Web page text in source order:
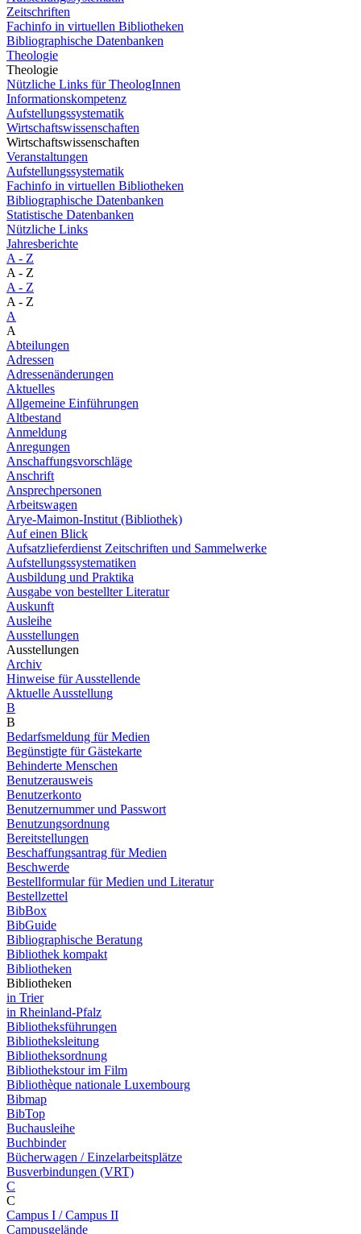
Zeitschriften
Fachinfo in virtuellen Bibliotheken
Bibliographische Datenbanken
Theologie
Theologie
Nützliche Links für TheologInnen
Informationskompetenz
Aufstellungssystematik
Wirtschaftswissenschaften
Wirtschaftswissenschaften
Veranstaltungen
Aufstellungssystematik
Fachinfo in virtuellen Bibliotheken
Bibliographische Datenbanken
Statistische Datenbanken
Nützliche Links
Jahresberichte
A - Z
A - Z
A - Z
A - Z
A
A
Abteilungen
Adressen
Adressenänderungen
Aktuelles
Allgemeine Einführungen
Altbestand
Anmeldung
Anregungen
Anschaffungsvorschläge
Anschrift
Ansprechpersonen
Arbeitswagen
Arye-Maimon-Institut (Bibliothek)
Auf einen Blick
Aufsatzlieferdienst Zeitschriften und Sammelwerke
Aufstellungssystematiken
Ausbildung und Praktika
Ausgabe von bestellter Literatur
Auskunft
Ausleihe
Ausstellungen
Ausstellungen
Archiv
Hinweise für Ausstellende
Aktuelle Ausstellung
B
B
Bedarfsmeldung für Medien
Begünstigte für Gästekarte
Behinderte Menschen
Benutzerausweis
Benutzerkonto
Benutzernummer und Passwort
Benutzungsordnung
Bereitstellungen
Beschaffungsantrag für Medien
Beschwerde
Bestellformular für Medien und Literatur
Bestellzettel
BibBox
BibGuide
Bibliographische Beratung
Bibliothek kompakt
Bibliotheken
Bibliotheken
in Trier
in Rheinland-Pfalz
Bibliotheksführungen
Bibliotheksleitung
Bibliotheksordnung
Bibliothekstour im Film
Bibliothèque nationale Luxembourg
Bibmap
BibTop
Buchausleihe
Buchbinder
Bücherwagen / Einzelarbeitsplätze
Busverbindungen (VRT)
C
C
Campus I / Campus II
Campusgelände